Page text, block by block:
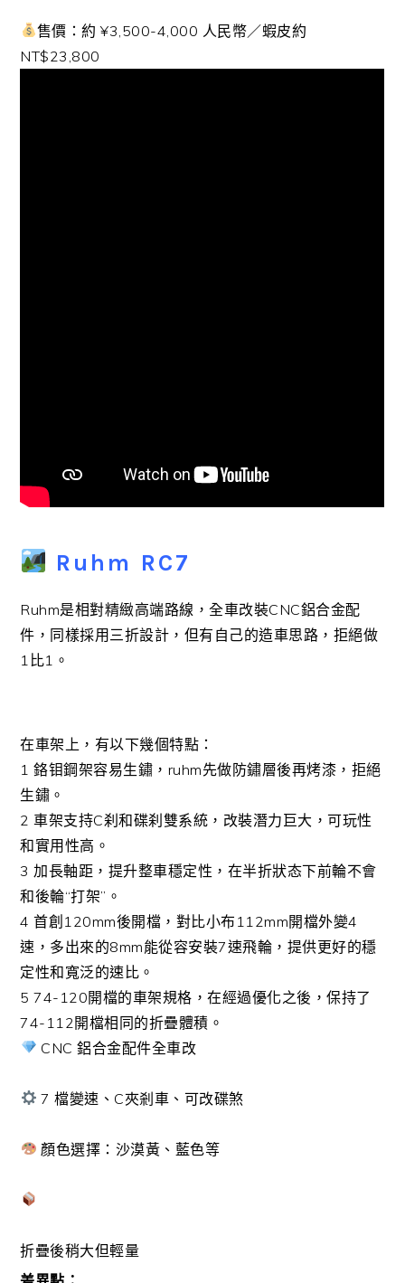
售價：約 ¥3,500-4,000 人民幣／蝦皮約
NT$23,800
Ruhm RC7
Ruhm是相對精緻高端路線，全車改裝CNC鋁合金配
件，同樣採用三折設計，但有自己的造車思路，拒絕做
1比1。
在車架上，有以下幾個特點：
1 鉻钼鋼架容易生鏽，ruhm先做防鏽層後再烤漆，拒絕
生鏽。
2 車架支持C刹和碟刹雙系統，改裝潛力巨大，可玩性
和實用性高。
3 加長軸距，提升整車穩定性，在半折狀态下前輪不會
和後輪“打架”。
4 首創120mm後開檔，對比小布112mm開檔外變4
速，多出來的8mm能從容安裝7速飛輪，提供更好的穩
定性和寬泛的速比。
5 74-120開檔的車架規格，在經過優化之後，保持了
74-112開檔相同的折疊體積。
CNC 鋁合金配件全車改
7 檔變速、C夾剎車、可改碟煞
顏色選擇：沙漠黃、藍色等
折疊後稍大但輕量